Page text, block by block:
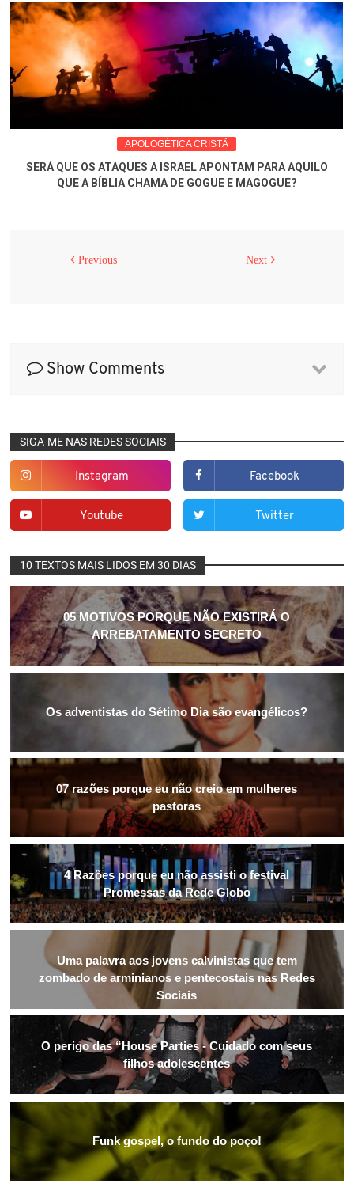
APOLOGÉTICA CRISTÃ
SERÁ QUE OS ATAQUES A ISRAEL APONTAM PARA AQUILO
QUE A BÍBLIA CHAMA DE GOGUE E MAGOGUE?
Next
Previous
Show Comments
SIGA-ME NAS REDES SOCIAIS
Instagram Facebook
Youtube Twitter
10 TEXTOS MAIS LIDOS EM 30 DIAS
05 MOTIVOS PORQUE NÃO EXISTIRÁ O
ARREBATAMENTO SECRETO
Os adventistas do Sétimo Dia são evangélicos?
07 razões porque eu não creio em mulheres
pastoras
4 Razões porque eu não assisti o festival
Promessas da Rede Globo
Uma palavra aos jovens calvinistas que tem
zombado de arminianos e pentecostais nas Redes
Sociais
O perigo das “House Parties - Cuidado com seus
filhos adolescentes
Funk gospel, o fundo do poço!